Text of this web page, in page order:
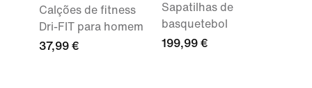
Calções de fitness
Dri-FIT para homem
37,99 €
Sapatilhas de
basquetebol
199,99 €